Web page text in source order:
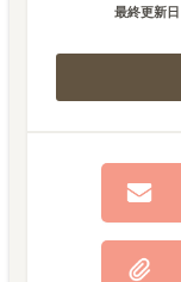
最終更新日